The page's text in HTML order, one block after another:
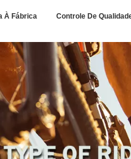
À Fábrica Controle De